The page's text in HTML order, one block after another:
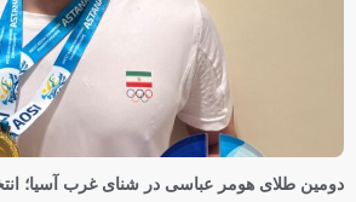
دومین طلای هومر عباسی در شنای غرب آسیا؛